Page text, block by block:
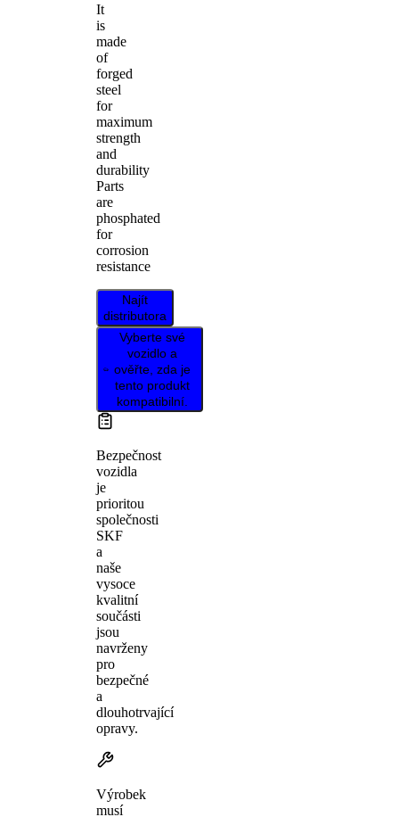
It
is
made
of
forged
steel
for
maximum
strength
and
durability
Parts
are
phosphated
for
corrosion
resistance
Najít
distributora
Vyberte své
vozidlo a
ověřte, zda je
tento produkt
kompatibilní.
Bezpečnost
vozidla
je
prioritou
společnosti
SKF
a
naše
vysoce
kvalitní
součásti
jsou
navrženy
pro
bezpečné
a
dlouhotrvající
opravy.
Výrobek
musí